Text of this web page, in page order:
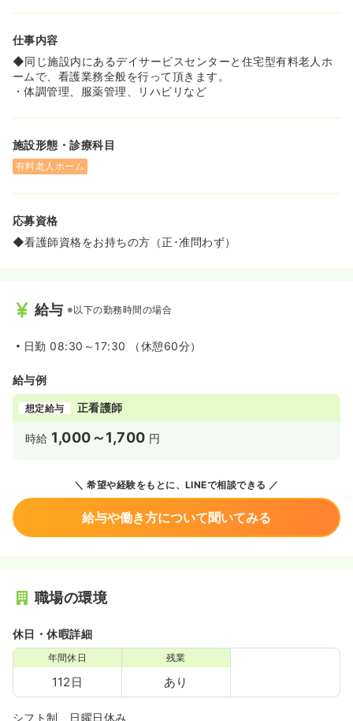
仕事内容
◆同じ施設内にあるデイサービスセンターと住宅型有料老人ホ
ームで、看護業務全般を行って頂きます。
・体調管理、服薬管理、リハビリなど
施設形態・診療科目
有料老人ホーム
応募資格
◆看護師資格をお持ちの方（正･准問わず）
給与 ※以下の勤務時間の場合
日勤 08:30～17:30 （休憩60分）
給与例
想定給与 正看護師
時給 1,000～1,700 円
希望や経験をもとに、LINEで相談できる
給与や働き方について聞いてみる
職場の環境
休日・休暇詳細
年間休日
112日
残業
あり
シフト制、日曜日休み